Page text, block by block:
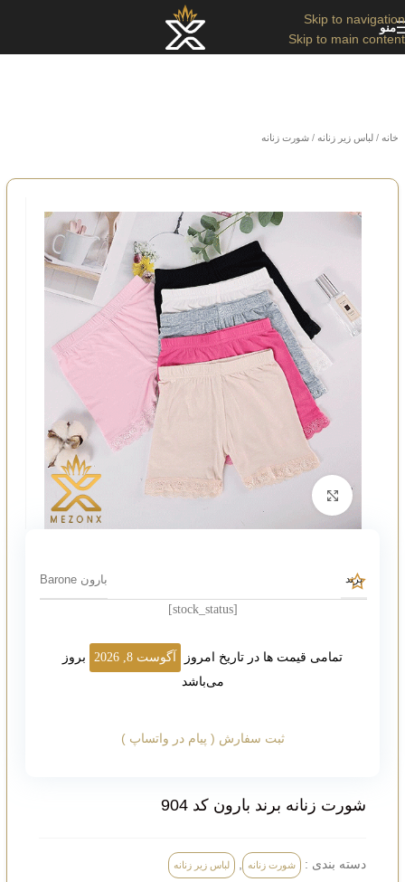
Skip to navigation
Skip to main content
منو
خانه / لباس زیر زنانه / شورت زنانه
بزرگنمایی تصویر
شورت زنانه برند بارون کد 904
دسته بندی : شورت زنانه لباس زیر زنانه
برند بارون Barone
[stock_status]
تمامی قیمت ها در تاریخ امروز آگوست 8, 2026
بروز
می‌باشد
ثبت سفارش ( پیام در واتساپ )